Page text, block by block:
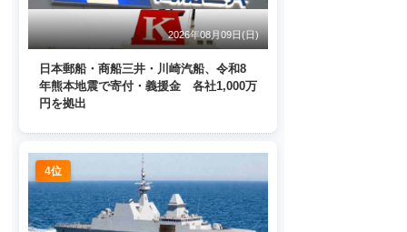
2026年08月09日(日)
日本郵船・商船三井・川崎汽船、令和8
年熊本地震で寄付・義援金 各社1,000万
円を拠出
4位